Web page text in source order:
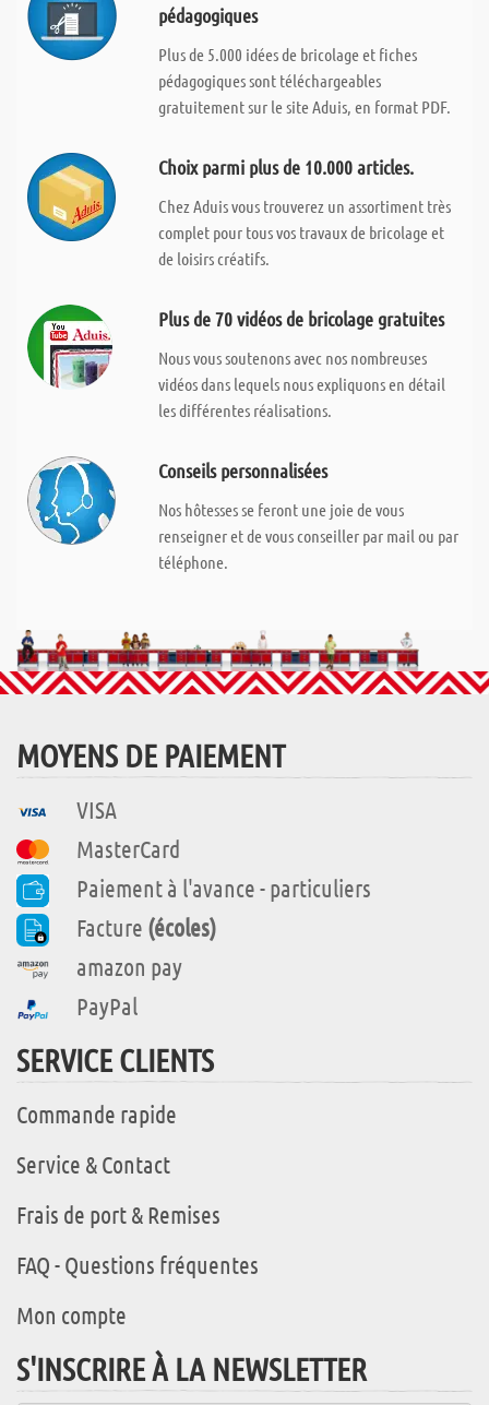
pédagogiques
Plus de 5.000 idées de bricolage et fiches
pédagogiques sont téléchargeables
gratuitement sur le site Aduis, en format PDF.
Choix parmi plus de 10.000 articles.
Chez Aduis vous trouverez un assortiment très
complet pour tous vos travaux de bricolage et
de loisirs créatifs.
Plus de 70 vidéos de bricolage gratuites
Nous vous soutenons avec nos nombreuses
vidéos dans lequels nous expliquons en détail
les différentes réalisations.
Conseils personnalisées
Nos hôtesses se feront une joie de vous
renseigner et de vous conseiller par mail ou par
téléphone.
MOYENS DE PAIEMENT
VISA
MasterCard
Paiement à l'avance - particuliers
Facture (écoles)
amazon pay
PayPal
SERVICE CLIENTS
Commande rapide
Service & Contact
Frais de port & Remises
FAQ - Questions fréquentes
Mon compte
S'INSCRIRE À LA NEWSLETTER